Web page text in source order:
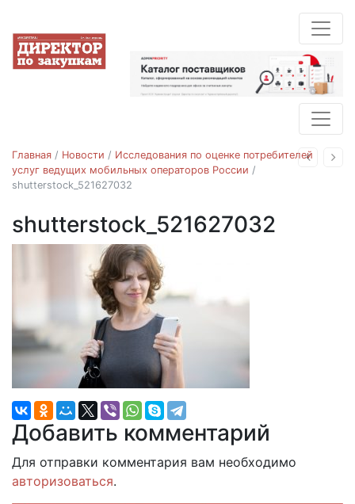
Назад
Главная / Новости / Исследования по оценке потребителей
услуг ведущих мобильных операторов России /
shutterstock_521627032
shutterstock_521627032
Добавить комментарий
Для отправки комментария вам необходимо
авторизоваться.